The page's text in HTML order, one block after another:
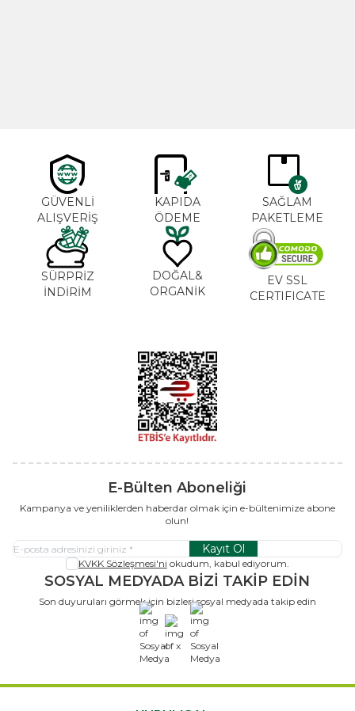
GÜVENLİ
ALIŞVERİŞ
KAPIDA
ÖDEME
SAĞLAM
PAKETLEME
SÜRPRİZ
İNDİRİM
DOĞAL&
ORGANİK
EV SSL
CERTIFICATE
E-Bülten Aboneliği
Kampanya ve yeniliklerden haberdar olmak için e-bültenimize abone
olun!
Kayıt Ol
KVKK Sözleşmesi'ni okudum, kabul ediyorum.
SOSYAL MEDYADA BİZİ TAKİP EDİN
Son duyuruları görmek için bizleri sosyal medyada takip edin
x